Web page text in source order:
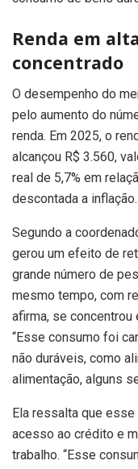
Renda em
concentrado
O desempenho do
pelo aumento do
renda. Em 2025, o
alcançou R$ 3.560,
real de 5,7% em
descontada a inflação.
Segundo a
gerou um efeito de
grande número de
mesmo tempo, com
afirma, se
“Esse consumo foi
não duráveis, como
alimentação, alguns
Ela ressalta que
acesso ao crédito e
trabalho. “Esse